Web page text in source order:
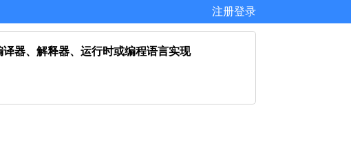
注册登录
、解释器、运行时或编程语言实现